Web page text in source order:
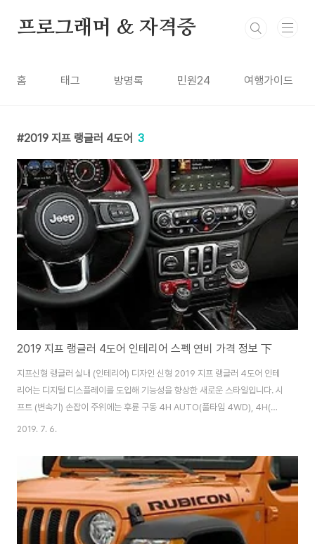
프로그래머 & 자격증
홈 태그 방명록 민원24 여행가이드
2019 지프 랭글러 4도어 3
2019 지프 랭글러 4도어 인테리어 스펙 연비 가격 정보 下
지프신형 랭글러 실내 (인테리어) 디자인 신형 2019 지프 랭글러 4도어 인테
리어는 디지털 디스플레이를 도입해 기능성을 향상한 새로운 스타일입니다. 시
프트 (변속기) 손잡이 주위에는 후륜 구동 4H AUTO(풀타임 4WD), 4H(센
터 디퍼런셜 기어(차동 기어) 고정(잠금) 장치), 4L(저속)로 전환할 수 있는 트
위치(루비콘 표준 장비)가 장착되어 빠르게 주행 시스템을 전환할 수 있습니다.
계기판과 가운데 8.4 인치 디스플레이에는 수온 등 차량의 안팎과 좌우 기울기
상황이 알기 쉽게 표시되어 주행 상태를 파악할 수 있습니다. 인포테인먼트 시
스템은 Apple CarPlay와 Android Auto를 지원하므로 스마트폰 연동도 ..
2019. 7. 6.